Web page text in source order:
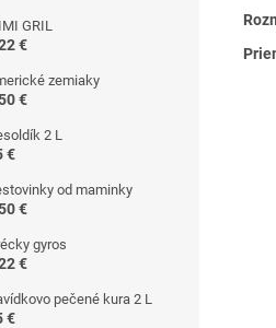
GRIL
€
zemiaky
€
2 L
€
od maminky
€
gyros
€
pečené kura 2 L
€